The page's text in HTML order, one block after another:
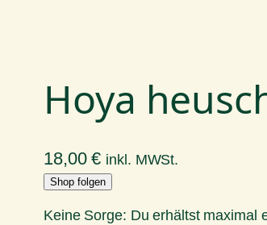
Hoya
18,00€ inkl. MWSt.
Shop folgen
Keine Sorge: Du erhältst maximal